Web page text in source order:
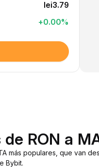
lei3.79
+0.00%
RON a
más populares, que van
Bybit.